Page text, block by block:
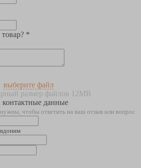
*
выберите файл
размер файлов 12MB
данные
чтобы ответить на ваш отзыв или вопрос